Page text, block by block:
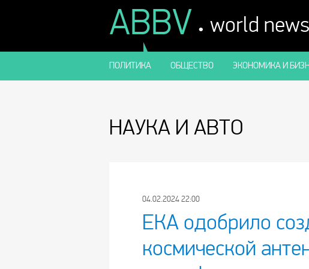
ABBV . world news
ПОЛИТИКА ОБЩЕСТВО ЭКОНОМИКА И
НАУКА И АВТО
04.02.2024 22:00
ЕКА одобрило
космической